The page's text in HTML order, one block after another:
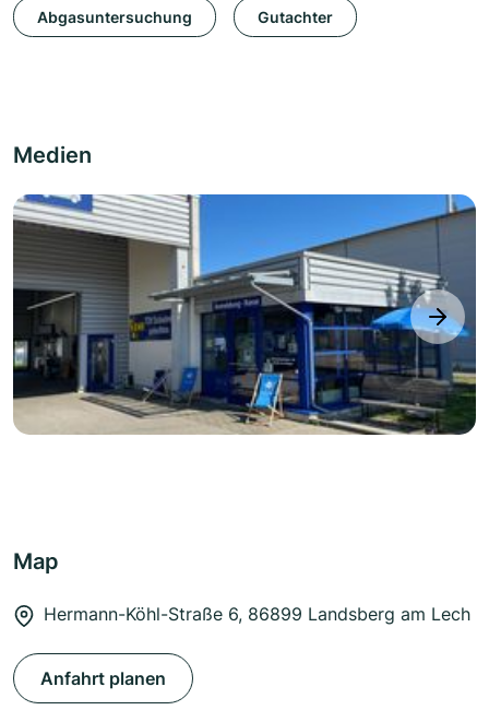
Abgasuntersuchung Gutachter
Medien
next
Map
Hermann-Köhl-Straße 6, 86899 Landsberg am Lech
Anfahrt planen